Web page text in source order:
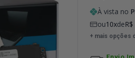
À vista no
ou10 deR$
+ mais opções